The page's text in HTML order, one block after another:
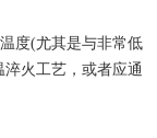
度(尤其是与非常低
火工艺，或者应通